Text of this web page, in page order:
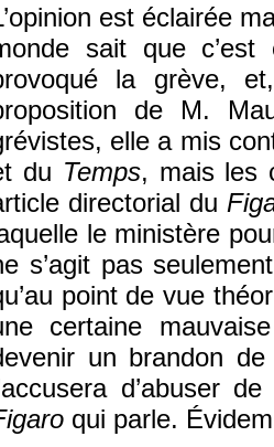
est éclairée
sait que
la grève,
de M.
elle a mis
du Temps, mais les
directorial du
le ministère
s’agit pas
point de vue
certaine
un brandon
d’abuser
qui parle.